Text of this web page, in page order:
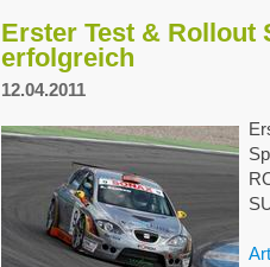
Erster Test & Rollout
erfolgreich
12.04.2011